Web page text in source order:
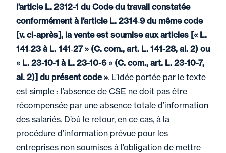
l’article L. 2312-1 du Code du travail constatée
conformément à l’article L. 2314‑9 du même code
[v. ci-après], la vente est soumise aux articles [« L.
141‑23 à L. 141‑27 » (C. com., art. L. 141-28, al. 2) ou
« L. 23-10-1 à L. 23-10-6 » (C. com., art. L. 23-10-7,
al. 2)] du présent code ». L’idée portée par le texte
est simple : l’absence de CSE ne doit pas être
récompensée par une absence totale d’information
des salariés. D’où le retour, en ce cas, à la
procédure d’information prévue pour les
entreprises non soumises à l’obligation de mettre